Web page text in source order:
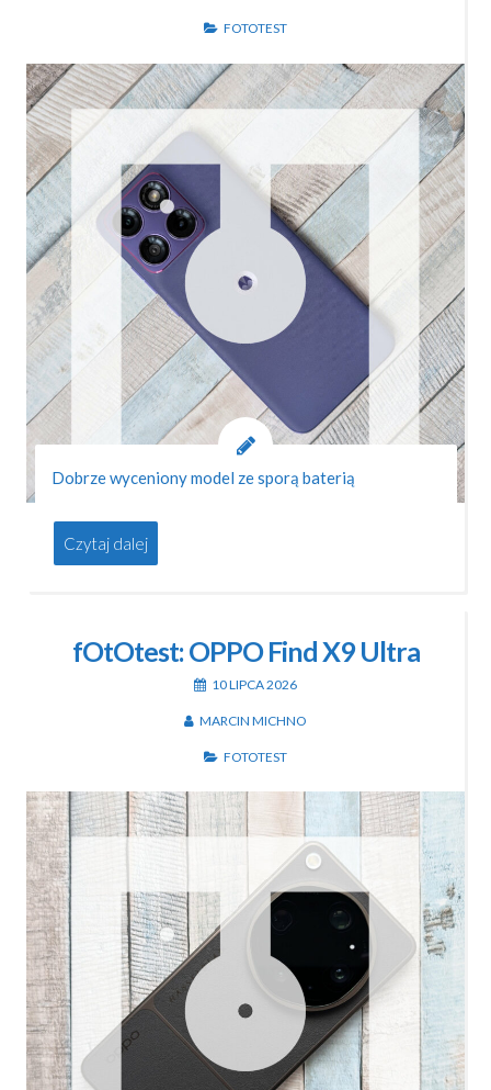
FOTOTEST
Dobrze wyceniony model ze sporą baterią
Czytaj dalej
fOtOtest: OPPO Find X9 Ultra
10 LIPCA 2026
MARCIN MICHNO
FOTOTEST